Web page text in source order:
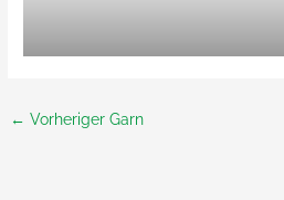
← Vorheriger Garn